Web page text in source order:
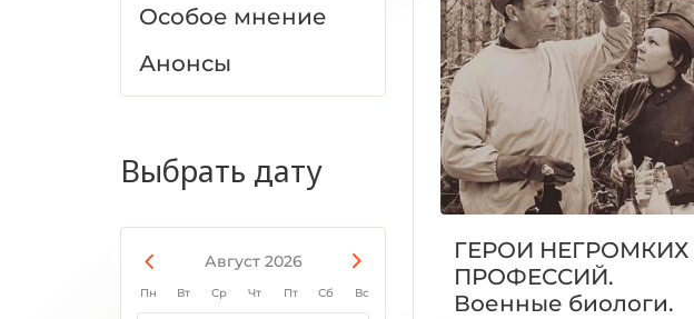
Особое мнение
Анонсы
Выбрать дату
Август 2026
Пн Вт Ср Чт Пт Сб Вс
ГЕРОИ НЕГРОМКИХ
ПРОФЕССИЙ.
Военные биологи.